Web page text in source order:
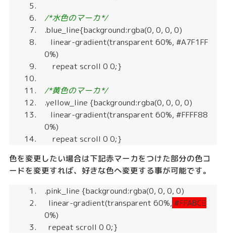
/*水色のマーカ*/
.blue_line{background:rgba(0, 0, 0, 0)
linear-gradient(transparent 60%, #A7F1FF
0%)
repeat scroll 0 0;}
/*黄色のマーカ*/
.yellow_line {background:rgba(0, 0, 0, 0)
linear-gradient(transparent 60%, #FFFF88
0%)
repeat scroll 0 0;}
色を変更したい場合は下記赤マーカをつけた部分の色コ
ードを変更すれば、好きな色へ変更する事が可能です。
.pink_line {background:rgba(0, 0, 0, 0)
linear-gradient(transparent 60%, #FFABCE
0%)
repeat scroll 0 0;}